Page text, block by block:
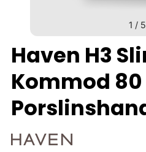
1 / 5
Haven H3
Kommod